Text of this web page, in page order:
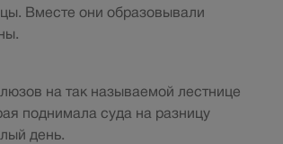
Вместе они образовывали
на так называемой лестнице
поднимала суда на разницу
день.